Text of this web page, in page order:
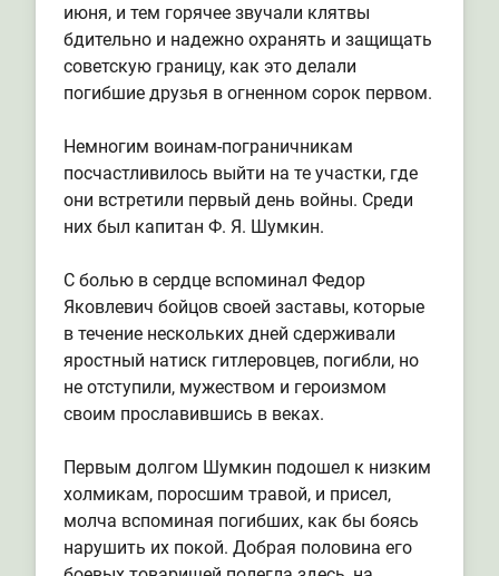
июня, и тем горячее звучали клятвы
бдительно и надежно охранять и защищать
советскую границу, как это делали
погибшие друзья в огненном сорок первом.
Немногим воинам-пограничникам
посчастливилось выйти на те участки, где
они встретили первый день войны. Среди
них был капитан Ф. Я. Шумкин.
С болью в сердце вспоминал Федор
Яковлевич бойцов своей заставы, которые
в течение нескольких дней сдерживали
яростный натиск гитлеровцев, погибли, но
не отступили, мужеством и героизмом
своим прославившись в веках.
Первым долгом Шумкин подошел к низким
холмикам, поросшим травой, и присел,
молча вспоминая погибших, как бы боясь
нарушить их покой. Добрая половина его